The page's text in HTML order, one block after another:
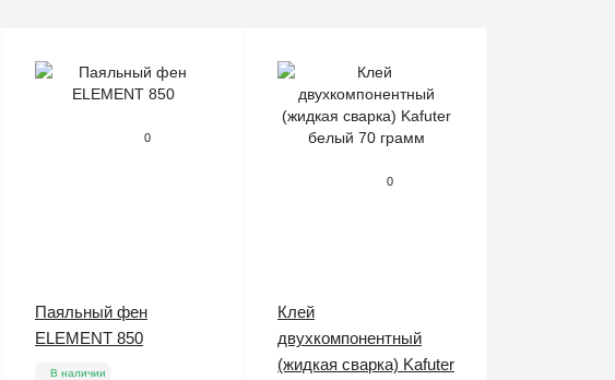
0
Паяльный фен
ELEMENT 850
В наличии
0
Клей
двухкомпонентный
(жидкая сварка) Kafuter